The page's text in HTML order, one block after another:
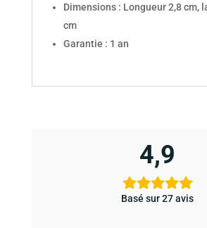
Dimensions : Longueur 2,8 cm,
cm
Garantie : 1 an
4,9
Basé sur 27 avis